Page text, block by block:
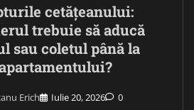
cetățeanului:
trebuie să aducă
sau coletul până la
Erich Iulie 20, 2026 0